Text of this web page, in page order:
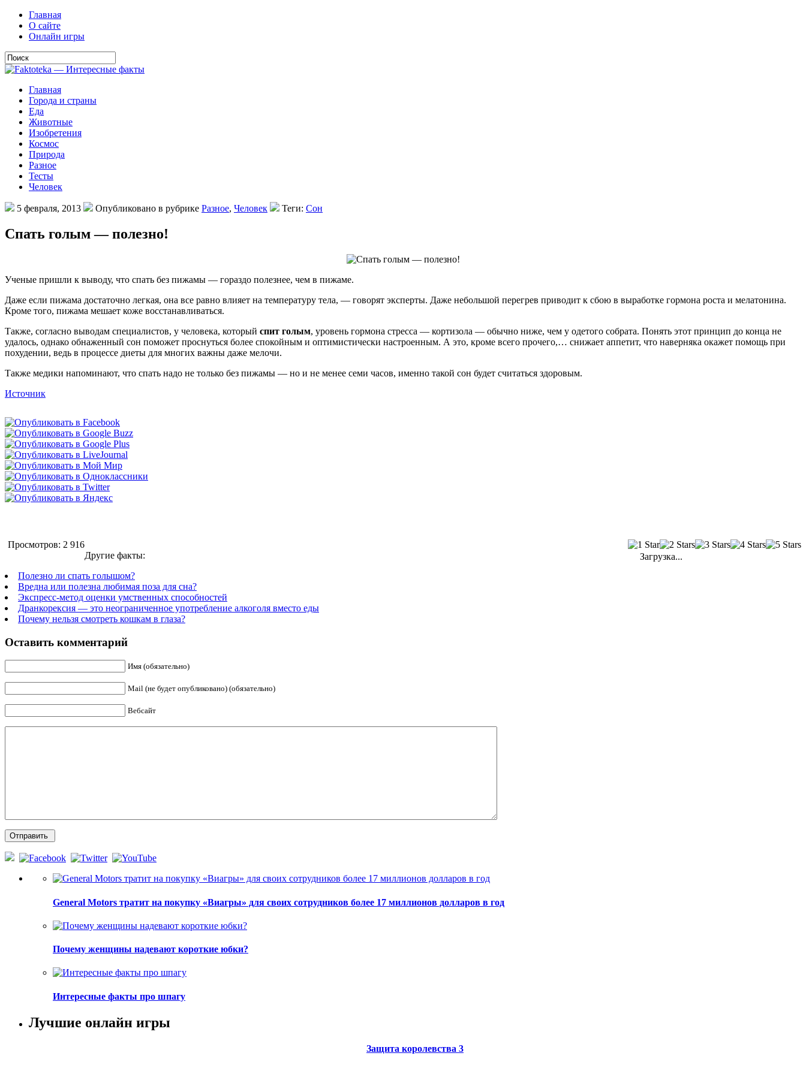
Главная
О сайте
Онлайн игры
Главная
Города и страны
Еда
Животные
Изобретения
Космос
Природа
Разное
Тесты
Человек
5 февраля, 2013 Опубликовано в рубрике Разное, Человек Теги: Сон
Спать голым — полезно!
Ученые пришли к выводу, что спать без пижамы — гораздо полезнее, чем в пижаме.
Даже если пижама достаточно легкая, она все равно влияет на температуру тела, — говорят эксперты. Даже небольшой перегрев приводит к сбою в выработке гормона роста и мелатонина.
Кроме того, пижама мешает коже восстанавливаться.
Также, согласно выводам специалистов, у человека, который спит голым, уровень гормона стресса — кортизола — обычно ниже, чем у одетого собрата. Понять этот принцип до конца не
удалось, однако обнаженный сон поможет проснуться более спокойным и оптимистически настроенным. А это, кроме всего прочего,… снижает аппетит, что наверняка окажет помощь при
похудении, ведь в процессе диеты для многих важны даже мелочи.
Также медики напоминают, что спать надо не только без пижамы — но и не менее семи часов, именно такой сон будет считаться здоровым.
Источник
Просмотров: 2 916
Загрузка...
Другие факты:
Полезно ли спать голышом?
Вредна или полезна любимая поза для сна?
Экспресс-метод оценки умственных способностей
Дранкорексия — это неограниченное употребление алкоголя вместо еды
Почему нельзя смотреть кошкам в глаза?
Оставить комментарий
Имя (обязательно)
Mail (не будет опубликовано) (обязательно)
Вебсайт
General Motors тратит на покупку «Виагры» для своих сотрудников более 17 миллионов долларов в год
Почему женщины надевают короткие юбки?
Интересные факты про шпагу
Лучшие онлайн игры
Защита королевства 3